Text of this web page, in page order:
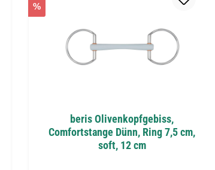
%
beris Olivenkopfgebiss,
Comfortstange Dünn, Ring 7,5 cm,
soft, 12 cm